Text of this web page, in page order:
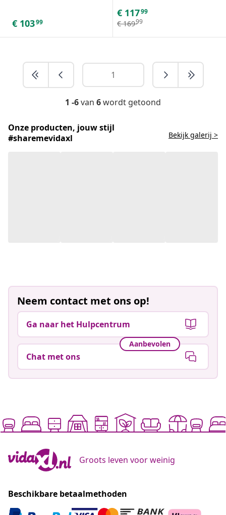
€ 10399
€ 11799
€ 16999
1 -6van 6wordt getoond
Onze producten, jouw stijl
#sharemevidaxl
Bekijk galerij >
Neem contact met ons op!
Ga naar het Hulpcentrum
Aanbevolen
Chat met ons
Groots leven voor weinig
Beschikbare betaalmethoden